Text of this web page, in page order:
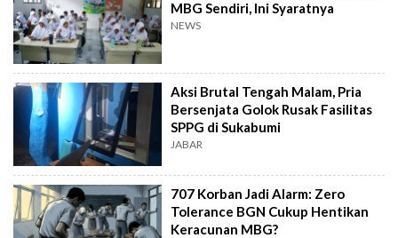
MBG Sendiri, Ini Syaratnya
NEWS
Aksi Brutal Tengah Malam, Pria
Bersenjata Golok Rusak Fasilitas
SPPG di Sukabumi
JABAR
707 Korban Jadi Alarm: Zero
Tolerance BGN Cukup Hentikan
Keracunan MBG?